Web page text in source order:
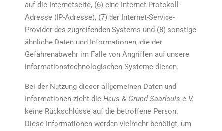
auf die Internetseite, (6) eine Internet-Protokoll-
Adresse (IP-Adresse), (7) der Internet-Service-
Provider des zugreifenden Systems und (8) sonstige
ähnliche Daten und Informationen, die der
Gefahrenabwehr im Falle von Angriffen auf unsere
informationstechnologischen Systeme dienen.
Bei der Nutzung dieser allgemeinen Daten und
Informationen zieht die Haus & Grund Saarlouis e.V.
keine Rückschlüsse auf die betroffene Person.
Diese Informationen werden vielmehr benötigt, um